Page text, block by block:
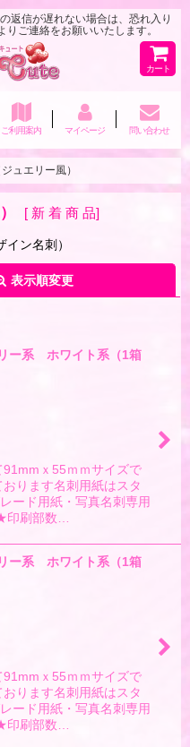
返信が遅れない場合は、恐れ入り
ご連絡をお願いいたします。
カート
ご利用案内 マイページ 問い合わせ
ュエリー風）
[ 新 着 商 品]
ン名刺）
表示順変更
系 ホワイト系（1箱
ｘ55ｍｍサイズで
ります名刺用紙はスタ
ード用紙・写真名刺専用
印刷部数…
系 ホワイト系（1箱
ｘ55ｍｍサイズで
ります名刺用紙はスタ
ード用紙・写真名刺専用
印刷部数…